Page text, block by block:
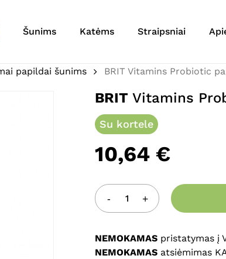
Šunims Katėms Straipsniai
papildai šunims BRIT Vitamins Probiotic
BRIT Vitamins
Su kortele
10,64 €
NEMOKAMAS pristatymas į
NEMOKAMAS atsiėmimas
Būkite pirmas aprašęs
El. pašto adresas
Jūsų įvertinimas *
Jūsų atsiliepimas
Pavadinimas*